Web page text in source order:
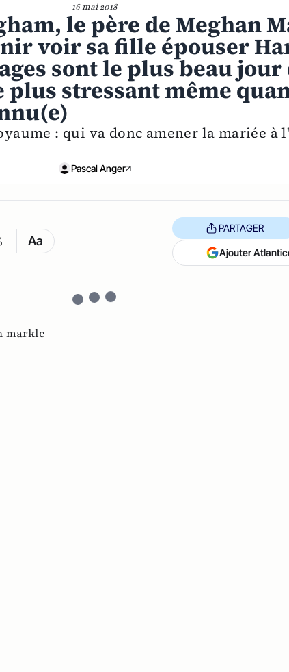
16 mai 2018
le père de Meghan
voir sa fille épouser
sont le plus beau jour
stressant même
: qui va donc amener la mariée à
Pascal Anger
Aa
PARTAGER
Ajouter
markle